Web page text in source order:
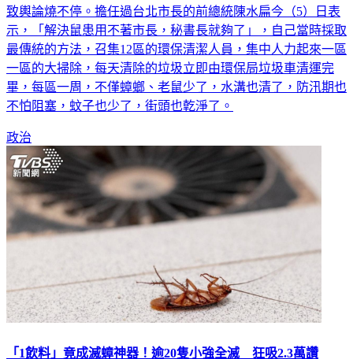
致輿論燒不停。擔任過台北市長的前總統陳水扁今（5）日表
示，「解決鼠患用不著市長，秘書長就夠了」，自己當時採取
最傳統的方法，召集12區的環保清潔人員，集中人力起來一區
一區的大掃除，每天清除的垃圾立即由環保局垃圾車清運完
畢，每區一周，不僅蟑螂、老鼠少了，水溝也清了，防汛期也
不怕阻塞，蚊子也少了，街頭也亁淨了。
政治
「1飲料」竟成滅蟑神器！逾20隻小強全滅 狂吸2.3萬讚